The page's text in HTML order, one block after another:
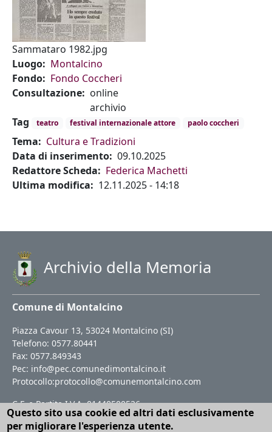
Sammataro 1982.jpg
Luogo
Montalcino
Fondo
Fondo Coccheri
Consultazione
online
archivio
Tag
teatro festival internazionale attore paolo coccheri
Tema
Cultura e Tradizioni
Data di inserimento 09.10.2025
Redattore Scheda
Federica Machetti
Ultima modifica
12.11.2025 - 14:18
Archivio della Memoria
Comune di Montalcino
Piazza Cavour 13, 53024 Montalcino (SI)
Telefono: 0577.80441
Fax: 0577.849343
Pec: info@pec.comunedimontalcino.it
Protocollo:protocollo@comunemontalcino.com
C.F. e Partita I.V.A. 01440500526
Codice Istat 052037
Questo sito usa cookie ed altri dati esclusivamente
per migliorare l'esperienza utente.